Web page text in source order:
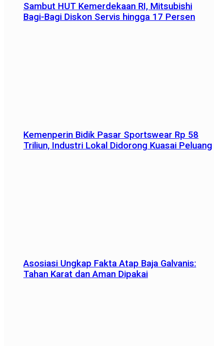
Sambut HUT Kemerdekaan RI, Mitsubishi
Bagi-Bagi Diskon Servis hingga 17 Persen
Kemenperin Bidik Pasar Sportswear Rp 58
Triliun, Industri Lokal Didorong Kuasai Peluang
Asosiasi Ungkap Fakta Atap Baja Galvanis:
Tahan Karat dan Aman Dipakai